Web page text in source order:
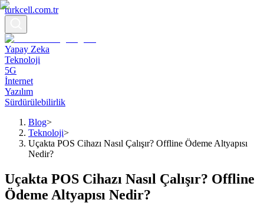
turkcell.com.tr
Yapay Zeka
Teknoloji
5G
İnternet
Yazılım
Sürdürülebilirlik
Blog>
Teknoloji>
Uçakta POS Cihazı Nasıl Çalışır? Offline Ödeme Altyapısı
Nedir?
Uçakta POS Cihazı Nasıl Çalışır? Offline
Ödeme Altyapısı Nedir?